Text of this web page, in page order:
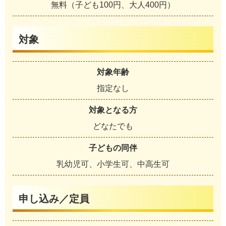
無料（子ども100円、大人400円）
対象
対象年齢
指定なし
対象となる方
どなたでも
子どもの同伴
乳幼児可、小学生可、中高生可
申し込み／定員